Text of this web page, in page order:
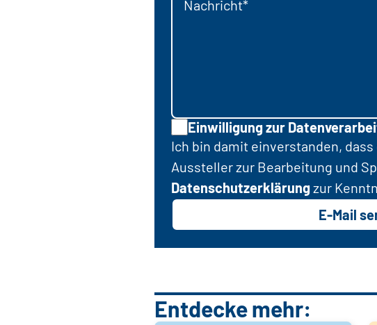
Nachricht*
Einwilligung zur
Ich bin damit einverstanden,
Aussteller zur Bearbeitung und
Datenschutzerklärungzur
E-Mail
Entdecke mehr: